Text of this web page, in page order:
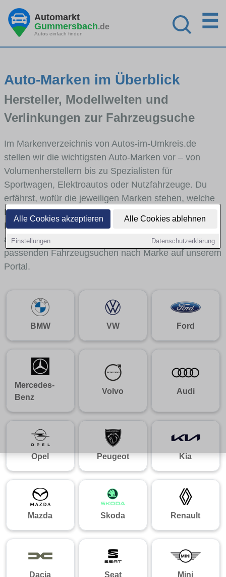
Alle Cookies akzeptieren Alle Cookies ablehnen
Einstellungen Datenschutzerklärung
Automarkt
Gummersbach.de
Autos einfach finden
☰
Auto-Marken im Überblick
Hersteller, Modellwelten und
Verlinkungen zur Fahrzeugsuche
Im Markenverzeichnis von Autos-im-Umkreis.de
stellen wir die wichtigsten Auto-Marken vor – von
Volumenherstellern bis zu Spezialisten für
Sportwagen, Elektroautos oder Nutzfahrzeuge. Du
erfährst, wofür die jeweiligen Marken stehen, welche
Fahrzeugklassen sie abdecken und wie sich die
Modellwelten unterscheiden. Von den Markenportraits
aus gelangst du mit internen Links bequem zu den
passenden Fahrzeugsuchen nach Marke auf unserem
Portal.
BMW VW Ford
Mercedes-
Benz
Volvo Audi
Opel Peugeot Kia
Mazda Skoda Renault
Dacia Seat Mini